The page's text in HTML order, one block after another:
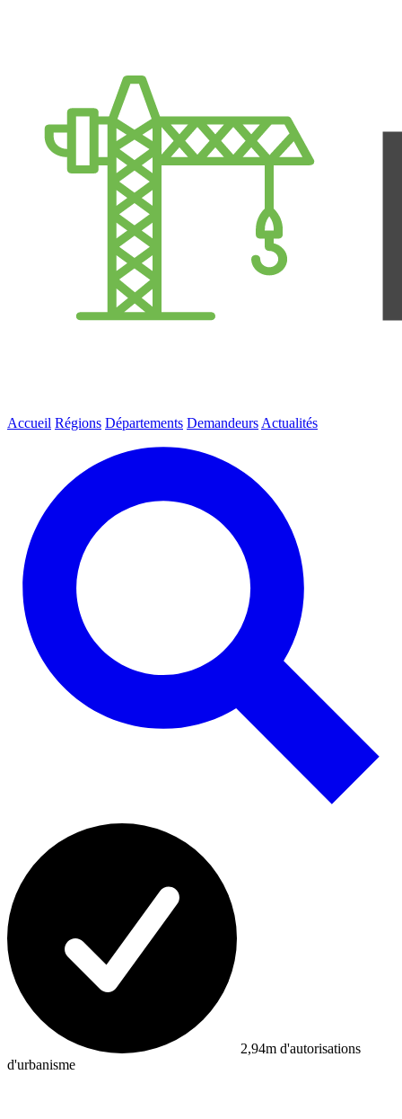
Accueil Régions Départements Demandeurs Actualités
2,94m d'autorisations
d'urbanisme